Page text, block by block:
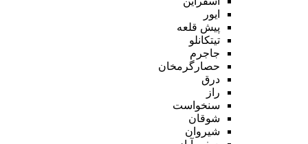
ایور
پیش قلعه
تیتکانلو
جاجرم
حصارگرمخان
درق
راز
سنخواست
شوقان
شیروان